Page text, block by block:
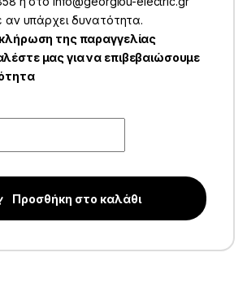
αν υπάρχει δυνατότητα.
της παραγγελίας
μας για να επιβεβαιώσουμε
Προσθήκη στο καλάθι